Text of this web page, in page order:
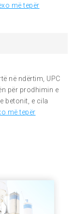
më tepër
në ndërtim, UPC
për prodhimin e
betonit, e cila
më tepër